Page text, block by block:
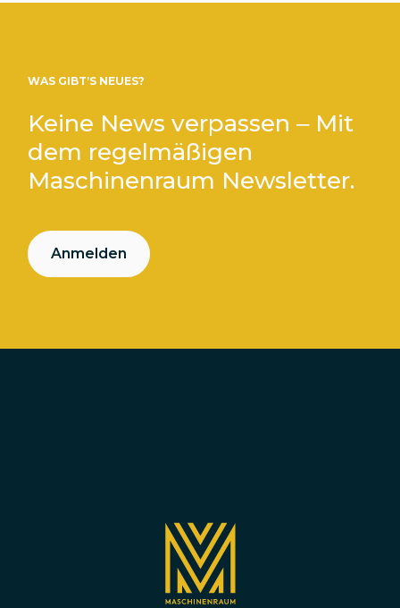
WAS GIBT’S NEUES?
Keine News verpassen – Mit
dem regelmäßigen
Maschinenraum Newsletter.
Anmelden